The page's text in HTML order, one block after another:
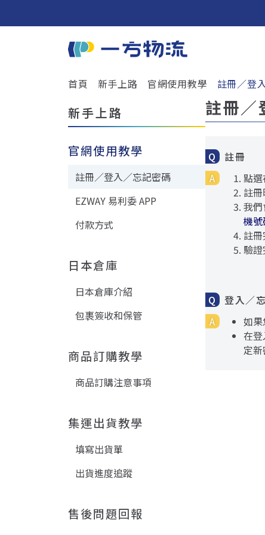
首頁 新手上路 官網使用教學 註冊／登
新手上路
官網使用教學
註冊／登入／忘記密碼
EZWAY 易利委 APP
付款方式
日本倉庫
日本倉庫介紹
包裹簽收和保管
商品訂購教學
商品訂購注意事項
集運出貨教學
填寫出貨單
出貨進度追蹤
售後問題回報
註冊／
註冊
點
註
我
機
註
驗
登入／
如
在
定